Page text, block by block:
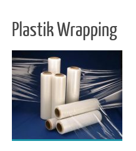
Plastik Wrapping